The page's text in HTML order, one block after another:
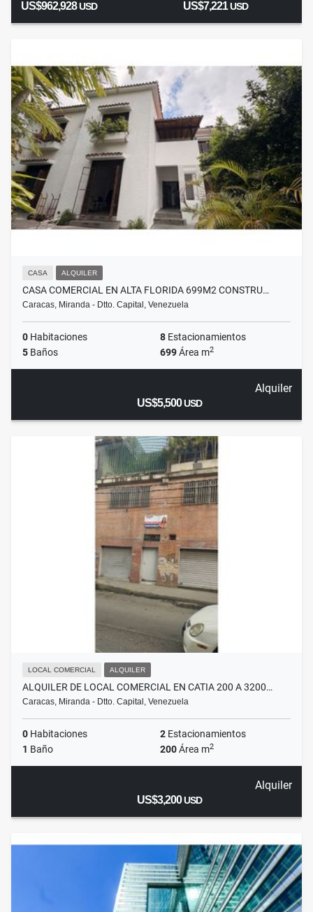
US$962,928USD US$7,221USD
CASA ALQUILER
CASA COMERCIAL EN ALTA FLORIDA 699M2 CONSTRU…
Caracas, Miranda - Dtto. Capital, Venezuela
0 Habitaciones 8 Estacionamientos
5 Baños 699Área m2
Alquiler
US$5,500USD
LOCAL COMERCIAL ALQUILER
ALQUILER DE LOCAL COMERCIAL EN CATIA 200 A 3200…
Caracas, Miranda - Dtto. Capital, Venezuela
0 Habitaciones 2 Estacionamientos
1 Baño 200Área m2
Alquiler
US$3,200USD